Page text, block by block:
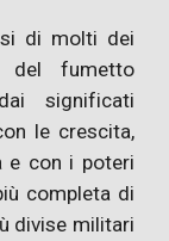
di molti dei
del fumetto
significati
le crescita,
e con i poteri
completa di
divise militari